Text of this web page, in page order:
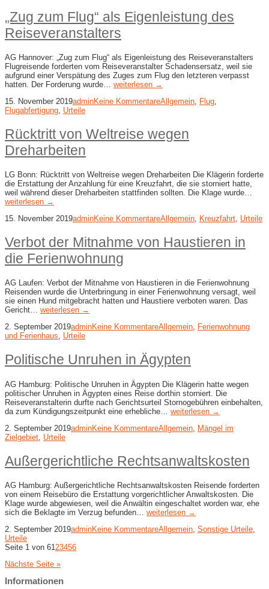
„Zug zum Flug“ als Eigenleistung des
Reiseveranstalters
AG Hannover: „Zug zum Flug“ als Eigenleistung des Reiseveranstalters
Flugreisende forderten vom Reiseveranstalter Schadensersatz, weil sie
aufgrund einer Verspätung des Zuges zum Flug den letzteren verpasst
hatten. Der Forderung wurde… weiterlesen →
15. November 2019adminKeine KommentareAllgemein, Flug,
Flugabfertigung, Urteile
Rücktritt von Weltreise wegen
Dreharbeiten
LG Bonn: Rücktritt von Weltreise wegen Dreharbeiten Die Klägerin forderte
die Erstattung der Anzahlung für eine Kreuzfahrt, die sie storniert hatte,
weil während dieser Dreharbeiten stattfinden sollten. Die Klage wurde…
weiterlesen →
15. November 2019adminKeine KommentareAllgemein, Kreuzfahrt, Urteile
Verbot der Mitnahme von Haustieren in
die Ferienwohnung
AG Laufen: Verbot der Mitnahme von Haustieren in die Ferienwohnung
Reisenden wurde die Unterbringung in einer Ferienwohnung versagt, weil
sie einen Hund mitgebracht hatten und Haustiere verboten waren. Das
Gericht… weiterlesen →
2. September 2019adminKeine KommentareAllgemein, Ferienwohnung
und Ferienhaus, Urteile
Politische Unruhen in Ägypten
AG Hamburg: Politische Unruhen in Ägypten Die Klägerin hatte wegen
politischer Unruhen in Ägypten eines Reise dorthin storniert. Die
Reiseveranstalterin durfte nach Gerichtsurteil Stornogebühren einbehalten,
da zum Kündigungszeitpunkt eine erhebliche… weiterlesen →
2. September 2019adminKeine KommentareAllgemein Mängel im
Zielgebiet Urteile
Außergerichtliche Rechtsanwaltskosten
AG Hamburg: Außergerichtliche Rechtsanwaltskosten Reisende forderten
von einem Reisebüro die Erstattung vorgerichtlicher Anwaltskosten. Die
Klage wurde abgewiesen, weil die Anwältin eingeschaltet worden war, ehe
sich die Beklagte im Verzug befunden… weiterlesen →
2. September 2019adminKeine KommentareAllgemein Sonstige Urteile
Urteile
Seite 1 von 61 23456
Nächste Seite »
Informationen